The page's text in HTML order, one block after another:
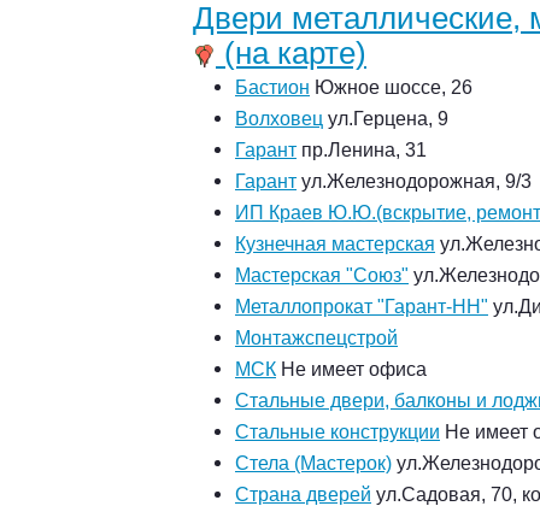
Двери металлические,
(на карте)
Бастион Южное шоссе, 26
Волховец ул.Герцена, 9
Гарант пр.Ленина, 31
Гарант ул.Железнодорожная, 9/3
ИП Краев Ю.Ю.(вскрытие, ремонт
Кузнечная мастерская
Мастерская "Союз"
Металлопрокат "Гарант-НН"
Монтажспецстрой
МСК Не имеет офиса
Стальные двери, балконы и
Стальные конструкции Не имеет
Стела (Мастерок)
Страна дверей ул.Садовая, 70,